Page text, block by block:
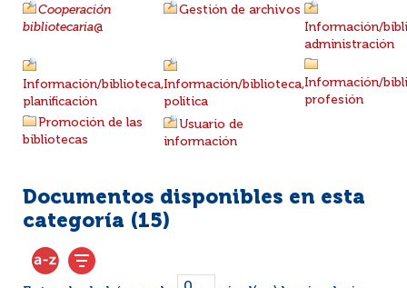
Cooperación
bibliotecaria@
Gestión de archivos
Información/
administración
Información/biblioteca,
planificación
Información/biblioteca,
política
Información/
profesión
Promoción de las
bibliotecas
Usuario de
información
Documentos disponibles en esta
categoría (15)